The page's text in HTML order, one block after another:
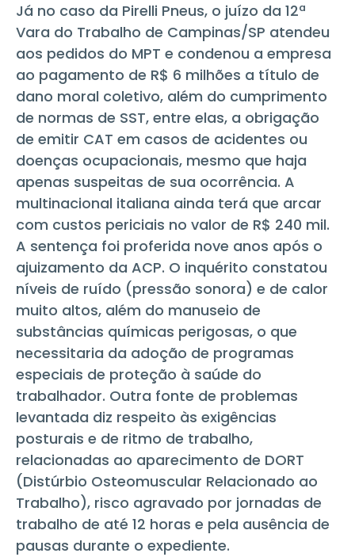
Já no caso da Pirelli Pneus, o juízo da 12ª
Vara do Trabalho de Campinas/SP atendeu
aos pedidos do MPT e condenou a empresa
ao pagamento de R$ 6 milhões a título de
dano moral coletivo, além do cumprimento
de normas de SST, entre elas, a obrigação
de emitir CAT em casos de acidentes ou
doenças ocupacionais, mesmo que haja
apenas suspeitas de sua ocorrência. A
multinacional italiana ainda terá que arcar
com custos periciais no valor de R$ 240 mil.
A sentença foi proferida nove anos após o
ajuizamento da ACP. O inquérito constatou
níveis de ruído (pressão sonora) e de calor
muito altos, além do manuseio de
substâncias químicas perigosas, o que
necessitaria da adoção de programas
especiais de proteção à saúde do
trabalhador. Outra fonte de problemas
levantada diz respeito às exigências
posturais e de ritmo de trabalho,
relacionadas ao aparecimento de DORT
(Distúrbio Osteomuscular Relacionado ao
Trabalho), risco agravado por jornadas de
trabalho de até 12 horas e pela ausência de
pausas durante o expediente.